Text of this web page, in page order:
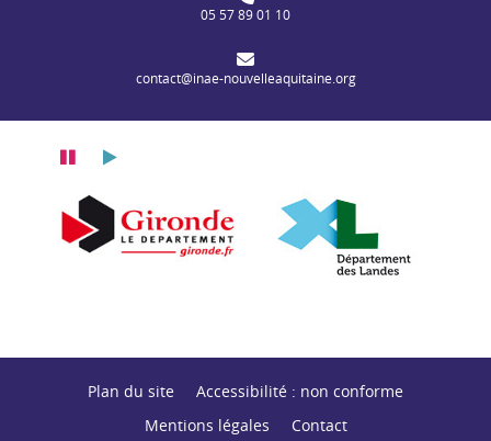
05 57 89 01 10
contact@inae-nouvelleaquitaine.org
PauseLecture
Nouvelle-AquitaineDépartement de la Gironde
Département des
Plan du site
Accessibilité : non conforme
Mentions légales
Contact